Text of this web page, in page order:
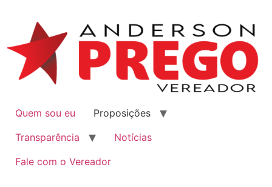
Quem sou eu
Proposições
Transparência
Notícias
Fale com o Vereador